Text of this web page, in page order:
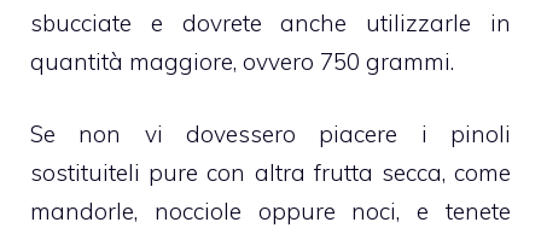
sbucciate e dovrete anche utilizzarle in
quantità maggiore, ovvero 750 grammi.
Se non vi dovessero piacere i pinoli
sostituiteli pure con altra frutta secca, come
mandorle, nocciole oppure noci, e tenete